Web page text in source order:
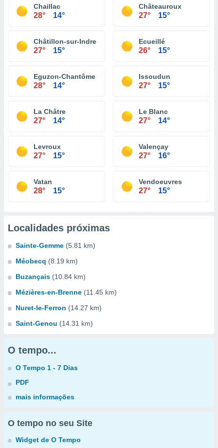
Chaillac
28° 14°
Châteauroux
27° 15°
Châtillon-sur-Indre
27° 15°
Ecueillé
26° 15°
Eguzon-Chantôme
28° 14°
Issoudun
27° 15°
La Châtre
27° 14°
Le Blanc
27° 14°
Levroux
27° 15°
Valençay
27° 16°
Vatan
28° 15°
Vendoeuvres
27° 15°
Localidades próximas
Sainte-Gemme (5.81 km)
Méobecq (8.19 km)
Buzançais (10.84 km)
Mézières-en-Brenne (11.45 km)
Nuret-le-Ferron (14.27 km)
Saint-Genou (14.31 km)
O tempo...
O Tempo 1 - 7 Dias
PDF
mais informações
O tempo no seu Site
Widget de O Tempo